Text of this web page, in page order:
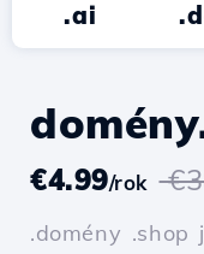
.ai
€4.99/rok
.domény .shop